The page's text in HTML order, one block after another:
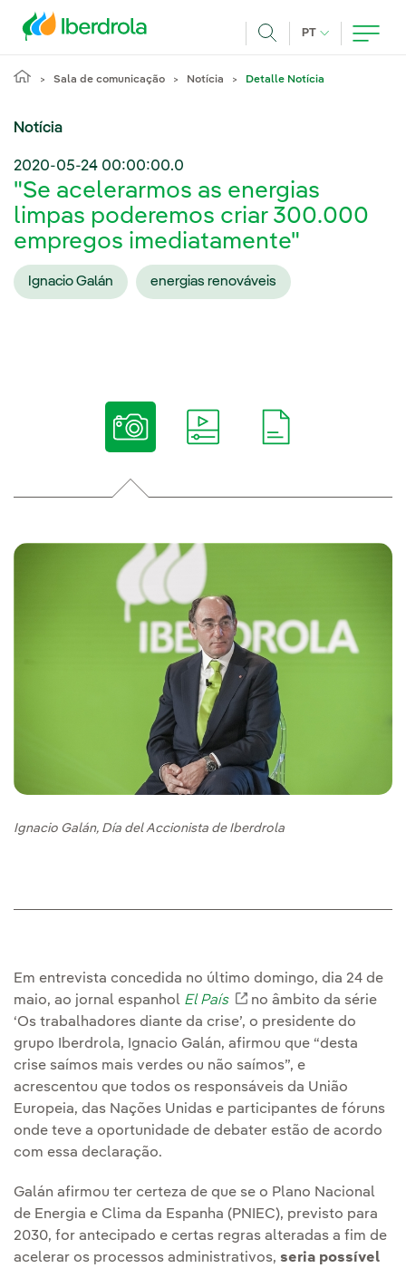
PT IDIOMA ATUAL,
Sala de comunicação Notícia Detalle Notícia
Notícia
2020-05-24 00:00:00.0
"Se acelerarmos as energias
limpas poderemos criar 300.000
empregos imediatamente"
Ignacio Galán energias renováveis
Ignacio Galán, Día del Accionista de Iberdrola
Em entrevista concedida no último domingo, dia 24 de
maio, ao jornal espanhol El País Link externo, abra em
no âmbito da série
‘Os trabalhadores diante da crise’, o presidente do
grupo Iberdrola, Ignacio Galán, afirmou que “desta
crise saímos mais verdes ou não saímos”, e
acrescentou que todos os responsáveis da União
Europeia, das Nações Unidas e participantes de fóruns
onde teve a oportunidade de debater estão de acordo
com essa declaração.
Galán afirmou ter certeza de que se o Plano Nacional
de Energia e Clima da Espanha (PNIEC), previsto para
2030, for antecipado e certas regras alteradas a fim de
acelerar os processos administrativos, seria possível